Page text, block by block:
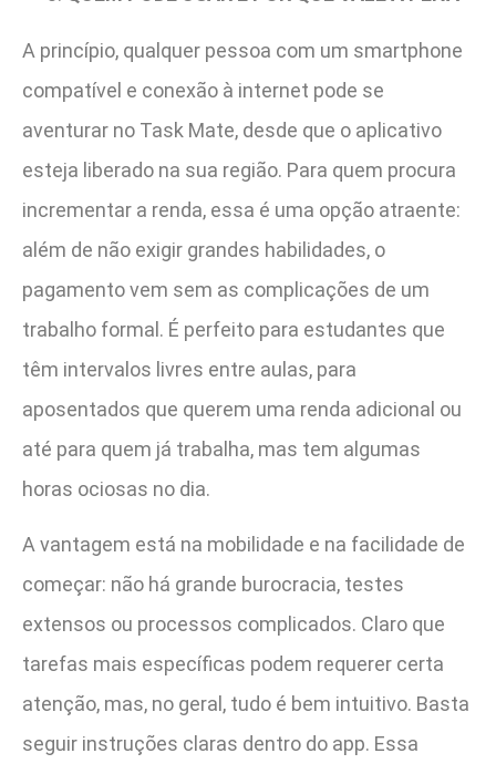
A princípio, qualquer pessoa com um smartphone
compatível e conexão à internet pode se
aventurar no Task Mate, desde que o aplicativo
esteja liberado na sua região. Para quem procura
incrementar a renda, essa é uma opção atraente:
além de não exigir grandes habilidades, o
pagamento vem sem as complicações de um
trabalho formal. É perfeito para estudantes que
têm intervalos livres entre aulas, para
aposentados que querem uma renda adicional ou
até para quem já trabalha, mas tem algumas
horas ociosas no dia.
A vantagem está na mobilidade e na facilidade de
começar: não há grande burocracia, testes
extensos ou processos complicados. Claro que
tarefas mais específicas podem requerer certa
atenção, mas, no geral, tudo é bem intuitivo. Basta
seguir instruções claras dentro do app. Essa